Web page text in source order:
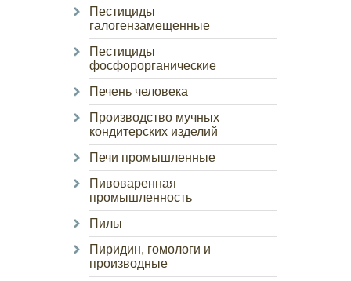
Пестициды
галогензамещенные
Пестициды
фосфорорганические
Печень человека
Производство мучных
кондитерских изделий
Печи промышленные
Пивоваренная
промышленность
Пилы
Пиридин, гомологи и
производные